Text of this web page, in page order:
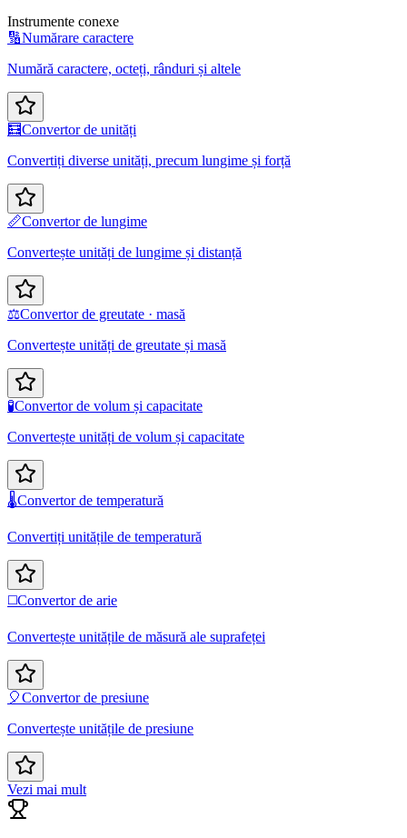
Instrumente conexe
🔢Numărare caractere
Numără caractere, octeți, rânduri și altele
🧮Convertor de unități
Convertiți diverse unități, precum lungime și forță
📏Convertor de lungime
Convertește unități de lungime și distanță
⚖️Convertor de greutate · masă
Convertește unități de greutate și masă
🧪Convertor de volum și capacitate
Convertește unități de volum și capacitate
🌡️Convertor de temperatură
Convertiți unitățile de temperatură
◻️Convertor de arie
Convertește unitățile de măsură ale suprafeței
🎈Convertor de presiune
Convertește unitățile de presiune
Vezi mai mult